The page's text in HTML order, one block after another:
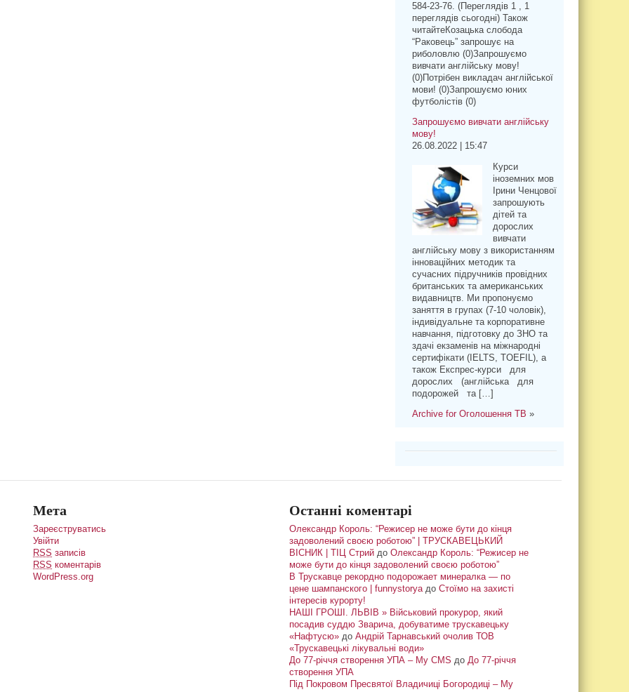
584-23-76. (Переглядів 1 , 1
переглядів сьогодні) Також
читайтеКозацька слобода
“Раковець” запрошує на
риболовлю (0)Запрошуємо
вивчати англійську мову!
(0)Потрібен викладач англійської
мови! (0)Запрошуємо юних
футболістів (0)
Запрошуємо вивчати англійську
мову!
26.08.2022 | 15:47
Курси
іноземних мов
Ірини Ченцової
запрошують
дітей та
дорослих
вивчати
англійську мову з використанням
інноваційних методик та
сучасних підручників провідних
британських та американських
видавництв. Ми пропонуємо
заняття в групах (7-10 чоловік),
індивідуальне та корпоративне
навчання, підготовку до ЗНО та
здачі екзаменів на міжнародні
сертифікати (IELTS, TOEFIL), а
також Експрес-курси для
дорослих (англійська для
подорожей та […]
Archive for Оголошення ТВ »
Мета
Зареєструватись
Увійти
RSS записів
RSS коментарів
WordPress.org
Останні коментарі
Олександр Король: “Режисер не може бути до кінця
задоволений своєю роботою” | ТРУСКАВЕЦЬКИЙ
ВІСНИК | ТІЦ Стрийдо Олександр Король: “Режисер не
може бути до кінця задоволений своєю роботою”
В Трускавце рекордно подорожает минералка — по
цене шампанского | funnystoryaдо Стоїмо на захисті
інтересів курорту!
НАШІ ГРОШІ. ЛЬВІВ » Військовий прокурор, який
посадив суддю Зварича, добуватиме трускавецьку
«Нафтусю»до Андрій Тарнавський очолив ТОВ
«Трускавецькі лікувальні води»
До 77-річчя створення УПА – My CMS до До 77-річчя
створення УПА
Під Покровом Пресвятої Владичиці Богородиці – My